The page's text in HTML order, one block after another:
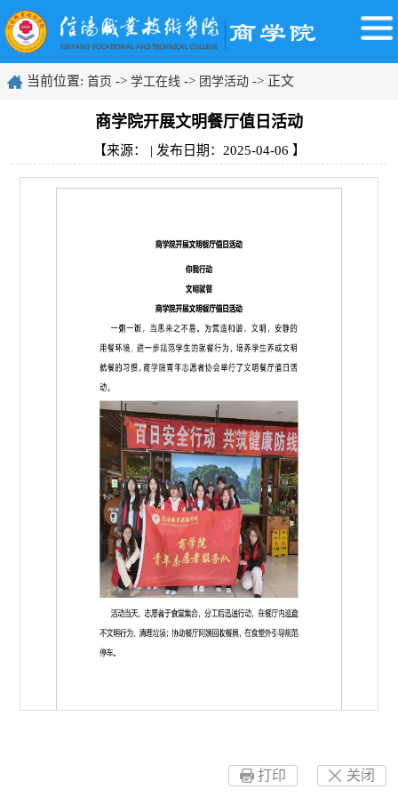
当前位置: 首页 -> 学工在线 -> 团学活动 -> 正文
商学院开展文明餐厅值日活动
【来源： | 发布日期：2025-04-06 】
关闭
打印